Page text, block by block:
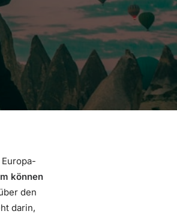
können
den
darin,